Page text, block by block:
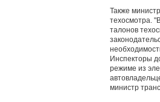
Также
техосмотра.
талонов
Инспекторы
режиме из
министр